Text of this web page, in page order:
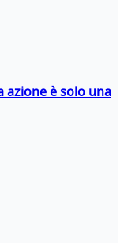
azione è solo una